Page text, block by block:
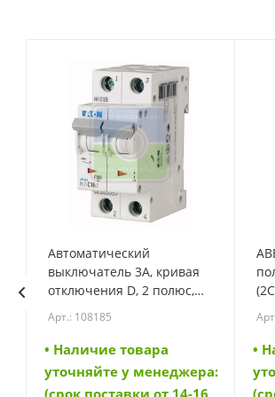
Автоматический
выключатель 3А, кривая
отключения D, 2 полюс,
(PL7-D3/2) (108185)
Арт.: 108185
• Наличие товара
уточняйте у менеджера:
(срок поставки от 14-16
•